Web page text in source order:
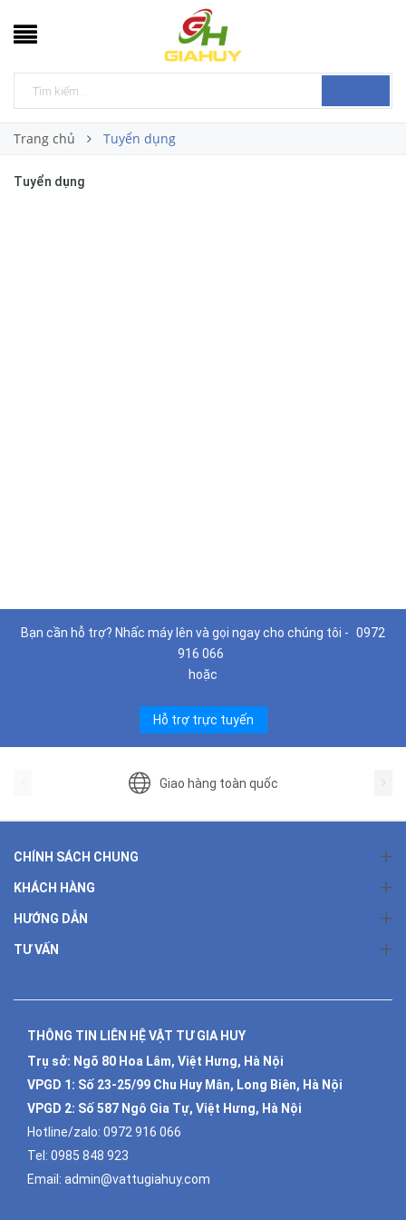
Trang chủ Tuyển dụng
Tuyển dụng
Bạn cần hỗ trợ? Nhấc máy lên và gọi ngay cho chúng tôi - 0972
916 066
hoặc
Hỗ trợ trực tuyến
Giao hàng toàn quốc
CHÍNH SÁCH CHUNG
KHÁCH HÀNG
HƯỚNG DẪN
TƯ VẤN
THÔNG TIN LIÊN HỆ VẬT TƯ GIA HUY
Trụ sở: Ngõ 80 Hoa Lâm, Việt Hưng, Hà Nội
VPGD 1: Số 23-25/99 Chu Huy Mân, Long Biên, Hà Nội
VPGD 2: Số 587 Ngô Gia Tự, Việt Hưng, Hà Nội
Hotline/zalo: 0972 916 066
Tel: 0985 848 923
Email: admin@vattugiahuy.com